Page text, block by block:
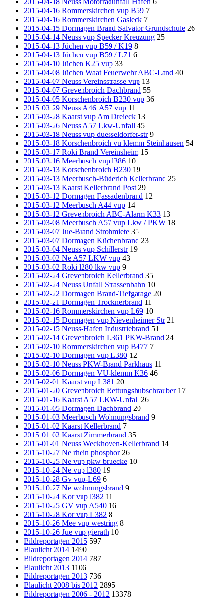
2015-04-18 Neuss Motorradunfall Hafen 6
2015-04-16 Rommerskirchen vup B59 7
2015-04-16 Rommerskirchen Gasleck 7
2015-04-15 Dormagen Brand Salvator Grundschule 26
2015-04-14 Neuss vup Specker Kreuzung 25
2015-04-13 Jüchen vup B59 / K19 8
2015-04-13 Jüchen vup B59 / L71 6
2015-04-10 Jüchen K25 vup 33
2015-04-08 Jüchen Waat Feuerwehr ABC-Land 40
2015-04-07 Neuss Vereinsstrasse vup 13
2015-04-07 Grevenbroich Dachbrand 55
2015-04-05 Korschenbroich B230 vup 36
2015-03-29 Neuss A46-A57 vup 11
2015-03-28 Kaarst vup Am Dreieck 13
2015-03-26 Neuss A57 Lkw-Unfall 45
2015-03-18 Neuss vup duesseldorfer-str 9
2015-03-18 Korschenbroich vu klemm Steinhausen 54
2015-03-17 Roki Brand Vereinsheim 15
2015-03-16 Meerbusch vup l386 10
2015-03-13 Korschenbroich B230 19
2015-03-13 Meerbusch-Büderich Kellerbrand 25
2015-03-13 Kaarst Kellerbrand Post 29
2015-03-12 Dormagen Fassadenbrand 12
2015-03-12 Meerbusch A44 vup 14
2015-03-12 Grevenbroich ABC-Alarm K33 13
2015-03-08 Meerbusch A57 vup Lkw / PKW 18
2015-03-07 Jue-Brand Strohmiete 35
2015-03-07 Dormagen Küchenbrand 23
2015-03-04 Neuss vup Schillerstr 19
2015-03-02 Ne A57 LKW vup 43
2015-03-02 Roki l280 lkw vup 9
2015-02-24 Grevenbroich Kellerbrand 35
2015-02-24 Neuss Unfall Strassenbahn 10
2015-02-22 Dormagen Brand-Tiefgarage 20
2015-02-21 Dormagen Trocknerbrand 11
2015-02-16 Rommerskirchen vup L69 10
2015-02-15 Dormagen vup Nievenheimer Str 21
2015-02-15 Neuss-Hafen Industriebrand 51
2015-02-14 Grevenbroich L361 PKW-Brand 24
2015-02-10 Rommerskirchen vup B477 7
2015-02-10 Dormagen vup L380 12
2015-02-10 Neuss PKW-Brand Parkhaus 11
2015-02-06 Dormagen VU-klemm K36 46
2015-02-01 Kaarst vup L381 20
2015-01-20 Grevenbroich Rettungshubschrauber 17
2015-01-16 Kaarst A57 LKW-Unfall 26
2015-01-05 Dormagen Dachbrand 20
2015-01-03 Meerbusch Wohnungsbrand 9
2015-01-02 Kaarst Kellerbrand 7
2015-01-02 Kaarst Zimmerbrand 35
2015-01-01 Neuss Weckhoven-Kellerbrand 14
2015-10-27 Ne rhein phosphor 26
2015-10-25 Ne vup pkw bruecke 10
2015-10-24 Ne vup l380 19
2015-10-28 Gv vup-L69 6
2015-10-27 Ne wohnungsbrand 9
2015-10-24 Kor vup l382 11
2015-10-25 GV vup A540 16
2015-10-28 Kor vup L382 8
2015-10-26 Mee vup westring 8
2015-10-26 Jue vup gierath 10
Bildreportagen 2015 597
Blaulicht 2014 1490
Bildreportagen 2014 787
Blaulicht 2013 1106
Bildreportagen 2013 736
Blaulicht 2008 bis 2012 2895
Bildreportagen 2006 - 2012 13378